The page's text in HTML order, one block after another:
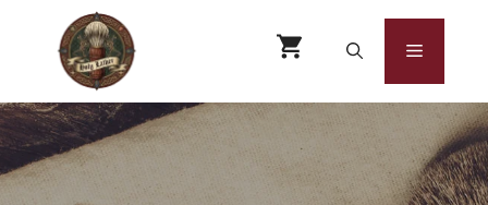
Μετάβαση
περιεχόμενο
Μενού